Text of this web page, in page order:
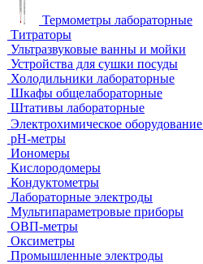
Термометры лабораторные
Титраторы
Ультразвуковые ванны и мойки
Устройства для сушки посуды
Холодильники лабораторные
Шкафы общелабораторные
Штативы лабораторные
Электрохимическое оборудование
pH-метры
Иономеры
Кислородомеры
Кондуктометры
Лабораторные электроды
Мультипараметровые приборы
ОВП-метры
Оксиметры
Промышленные электроды